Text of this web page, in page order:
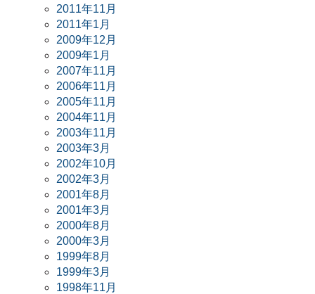
2011年11月
2011年1月
2009年12月
2009年1月
2007年11月
2006年11月
2005年11月
2004年11月
2003年11月
2003年3月
2002年10月
2002年3月
2001年8月
2001年3月
2000年8月
2000年3月
1999年8月
1999年3月
1998年11月